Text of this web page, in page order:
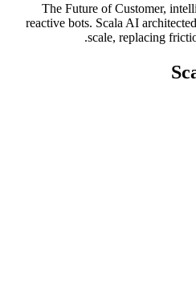
The Future of Customer,
reactive bots. Scala AI
scale, replacing